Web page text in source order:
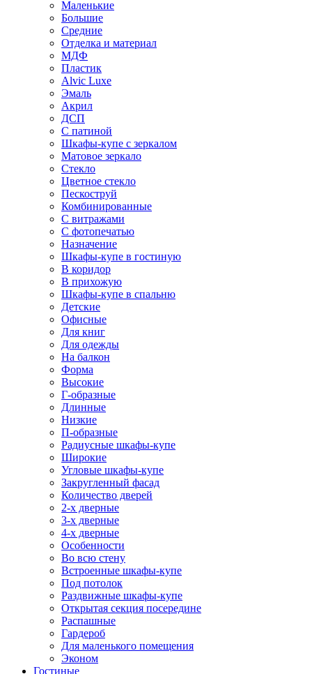
Маленькие
Большие
Средние
Отделка и материал
МДФ
Пластик
Alvic Luxe
Эмаль
Акрил
ДСП
С патиной
Шкафы-купе с зеркалом
Матовое зеркало
Стекло
Цветное стекло
Пескоструй
Комбинированные
С витражами
С фотопечатью
Назначение
Шкафы-купе в гостиную
В коридор
В прихожую
Шкафы-купе в спальню
Детские
Офисные
Для книг
Для одежды
На балкон
Форма
Высокие
Г-образные
Длинные
Низкие
П-образные
Радиусные шкафы-купе
Широкие
Угловые шкафы-купе
Закругленный фасад
Количество дверей
2-х дверные
3-х дверные
4-х дверные
Особенности
Во всю стену
Встроенные шкафы-купе
Под потолок
Раздвижные шкафы-купе
Открытая секция посередине
Распашные
Гардероб
Для маленького помещения
Эконом
Гостиные